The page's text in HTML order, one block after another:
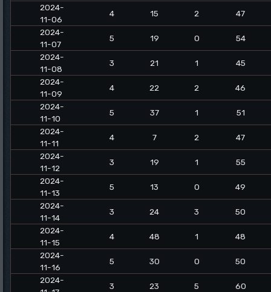
2024-
11-06
4 15 2
47
2024-
11-07
5 19 0
54
2024-
11-08
3 21 1
45
2024-
11-09
4 22 2
46
2024-
11-10
5 37 1
51
2024-
11-11
4 7 2
47
2024-
11-12
3 19 1
55
2024-
11-13
5 13 0
49
2024-
11-14
3 24 3
50
2024-
11-15
4 48 1
48
2024-
11-16
5 30 0
50
2024-
3 23 5
60